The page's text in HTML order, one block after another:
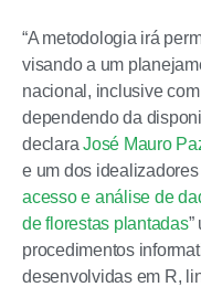
“A metodologia irá
visando a um
nacional, inclusive
dependendo da
declaraJosé Mauro
e um dos idealizadores
acesso e análise de
de florestas plantadas”
procedimentos
desenvolvidas em R,